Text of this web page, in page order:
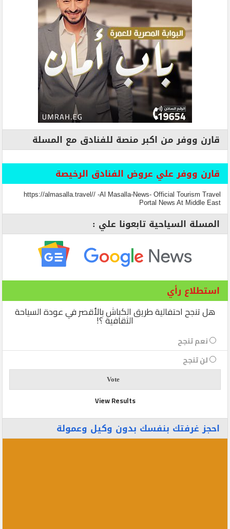
قارن ووفر من اكبر منصة للفنادق مع المسلة
قارن ووفر علي عروض الفنادق الرخيصة
https://almasalla.travel// -Al Masalla-News- Official Tourism Travel
Portal News At Middle East
المسلة السياحية تابعونا علي :
استطلاع رأي
هل تنجح احتفالية طريق الكباش بالأقصر في عودة السياحة
الثقافية ؟!
نعم تنجح
لن تنجح
View Results
احجز غرفتك بنفسك بدون وكيل وعمولة